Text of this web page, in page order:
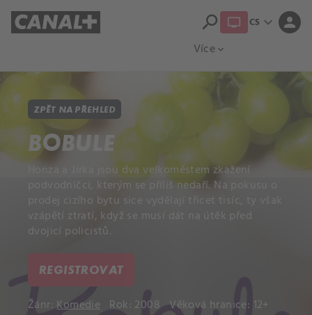
Více expand_more
search CS expand_more person
ZPĚT NA PŘEHLED
BOBULE
Honza a Jirka jsou dva velkoměstem zkažení
podvodníčci, kterým se příliš nedaří. Na pokusu o
prodej cizího bytu sice vydělají třicet tisíc, ty však
vzápětí ztratí, když se musí dát na útěk před
dvojicí policistů.
REGISTROVAT
Žánr:Komedie Rok: 2008 Věková hranice: 12+